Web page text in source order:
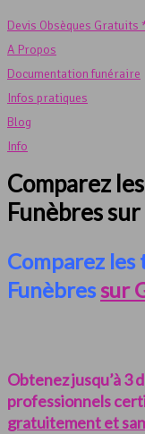
Devis Obsèques Gratuits
A Propos
Documentation funéraire
Infos pratiques
Blog
Info
Comparez
Funèbres
Comparez les
Funèbres sur
Obtenez jusqu’à 3
professionnels
gratuitement et